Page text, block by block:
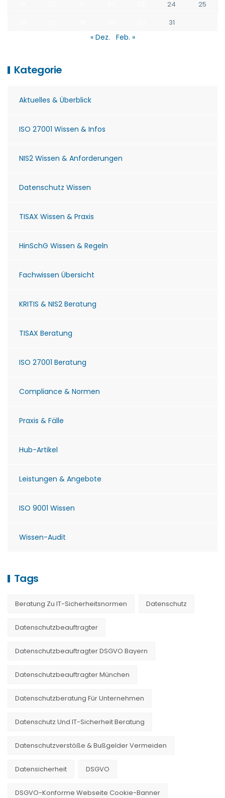
24
25
31
« Dez. Feb. »
Kategorie
Aktuelles & Überblick
ISO 27001 Wissen & Infos
NIS2 Wissen & Anforderungen
Datenschutz Wissen
TISAX Wissen & Praxis
HinSchG Wissen & Regeln
Fachwissen Übersicht
KRITIS & NIS2 Beratung
TISAX Beratung
ISO 27001 Beratung
Compliance & Normen
Praxis & Fälle
Hub-Artikel
Leistungen & Angebote
ISO 9001 Wissen
Wissen-Audit
Tags
Beratung Zu IT-Sicherheitsnormen Datenschutz
Datenschutzbeauftragter
Datenschutzbeauftragter DSGVO Bayern
Datenschutzbeauftragter München
Datenschutzberatung Für Unternehmen
Datenschutz Und IT-Sicherheit Beratung
Datenschutzverstöße & Bußgelder Vermeiden
Datensicherheit DSGVO
DSGVO-Konforme Webseite Cookie-Banner